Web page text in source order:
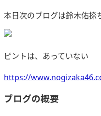
本日次のブログは鈴木佑捺
ピントは、あっていない
https://
ブログの概要